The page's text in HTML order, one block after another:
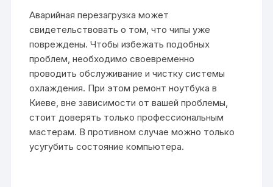
Аварийная перезагрузка может
свидетельствовать о том, что чипы уже
повреждены. Чтобы избежать подобных
проблем, необходимо своевременно
проводить обслуживание и чистку системы
охлаждения. При этомремонт ноутбука в
Киеве, вне зависимости от вашей проблемы,
стоит доверять только профессиональным
мастерам. В противном случае можно только
усугубить состояние компьютера.